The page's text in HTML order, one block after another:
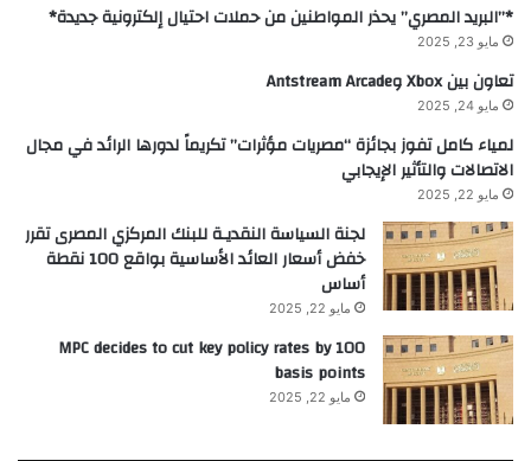
*”البريد المصري” يحذر المواطنين من حملات احتيال إلكترونية جديدة*
مايو 23, 2025
تعاون بين Xbox وAntstream Arcade
مايو 24, 2025
لمياء كامل تفوز بجائزة “مصريات مؤثرات” تكريماً لدورها الرائد في مجال
الاتصالات والتأثير الإيجابي
مايو 22, 2025
لجنة السياسة النقديـة للبنك المركزي المصرى تقرر
خفض أسعار العائد الأساسية بواقع 100 نقطة
أساس
مايو 22, 2025
MPC decides to cut key policy rates by 100
basis points
مايو 22, 2025